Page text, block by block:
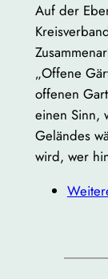
Auf der
„Offene
offenen
einen Sinn,
Geländes
wird, wer